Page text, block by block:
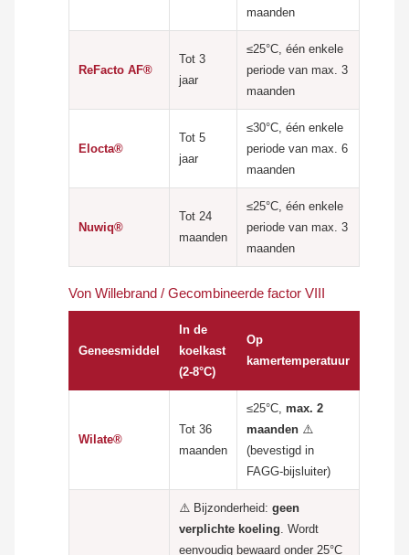
maanden
ReFacto AF®
Tot 3
jaar
≤25°C, één enkele
periode van max. 3
maanden
Elocta®
Tot 5
jaar
≤30°C, één enkele
periode van max. 6
maanden
Nuwiq®
Tot 24
maanden
≤25°C, één enkele
periode van max. 3
maanden
Von Willebrand / Gecombineerde factor VIII
Geneesmiddel
In de
koelkast
(2-8°C)
Op
kamertemperatuur
Wilate®
Tot 36
maanden
≤25°C, max. 2
maanden⚠️
(bevestigd in
FAGG-bijsluiter)
⚠️ Bijzonderheid: geen
verplichte koeling . Wordt
eenvoudig bewaard onder 25°C